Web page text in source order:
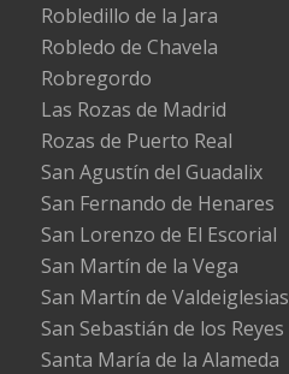
Robledillo de la Jara
Robledo de Chavela
Robregordo
Las Rozas de Madrid
Rozas de Puerto Real
San Agustín del Guadalix
San Fernando de Henares
San Lorenzo de El Escorial
San Martín de la Vega
San Martín de Valdeiglesias
San Sebastián de los Reyes
Santa María de la Alameda